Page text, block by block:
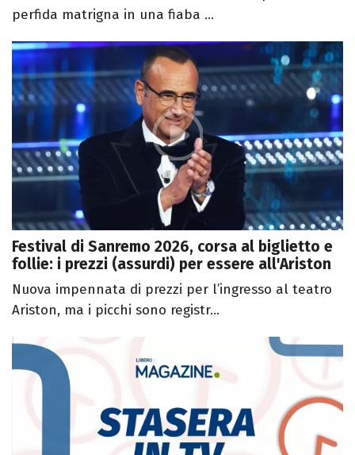
perfida matrigna in una fiaba ...
Festival di Sanremo 2026, corsa al biglietto e
follie: i prezzi (assurdi) per essere all'Ariston
Nuova impennata di prezzi per l’ingresso al teatro
Ariston, ma i picchi sono registr...